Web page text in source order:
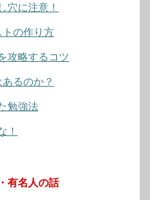
穴に注意！
トの作り方
攻略するコツ
るのか？
勉強法
！
有名人の話